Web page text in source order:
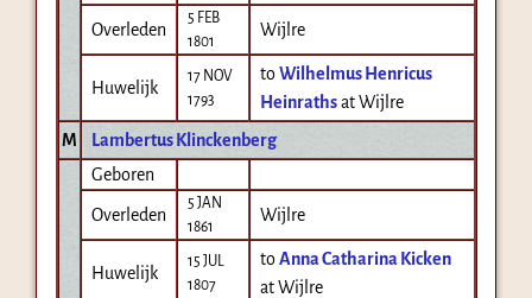
Overleden
5 FEB
1801
Wijlre
Huwelijk
17 NOV
1793
toWilhelmus Henricus
Heinraths at Wijlre
M
Lambertus Klinckenberg
Geboren
Overleden
5 JAN
1861
Wijlre
Huwelijk
15 JUL
1807
toAnna Catharina Kicken
at Wijlre